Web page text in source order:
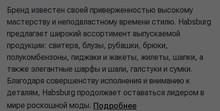
Бренд известен своей приверженностью высокому
мастерству и неподвластному времени стилю. Habsburg
предлагает широкий ассортимент выпускаемой
продукции: свитера, блузы, рубашки, брюки,
полукомбензоны, пиджаки и жакеты, жилеты, шапки, а
также элегантные шарфы и шали, галстуки и сумки.
Благодаря совершенству исполнения и вниманию к
деталям, Habsburg продолжает оставаться лидером в
мире роскошной моды. Подробнее